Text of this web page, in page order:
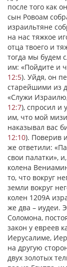
после того как
сын Ровоам
израильтяне
на нас тяжкое
отца твоего и
тогда мы будем
им: «Пойдите и
12:5). Уйдя, он
старейшими из
«Служи
12:7), спросил и
им, что мой
наказывал вас
12:10). Поверив
же ответили:
свои палатки»,
колена
то, что вокруг
земли вокруг
колен 1209А
же два – иудеи.
Соломона,
закон у евреев
Иерусалиме,
на другую
двух золотых